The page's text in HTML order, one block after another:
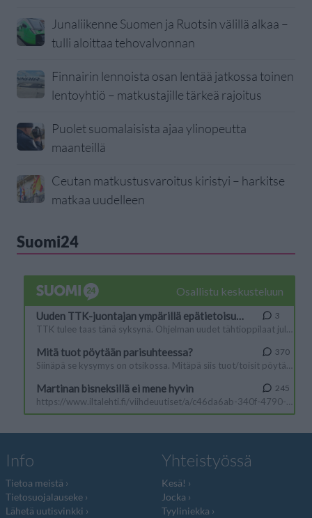
Junaliikenne Suomen ja Ruotsin välillä alkaa –
tulli aloittaa tehovalvonnan
Finnairin lennoista osan lentää jatkossa toinen
lentoyhtiö – matkustajille tärkeä rajoitus
Puolet suomalaisista ajaa ylinopeutta
maanteillä
Ceutan matkustusvaroitus kiristyi – harkitse
matkaa uudelleen
Suomi24
Info
Tietoa meistä
Tietosuojalauseke
Lähetä uutisvinkki
Yhteistyössä
Kesä!
Jocka
Tyyliniekka